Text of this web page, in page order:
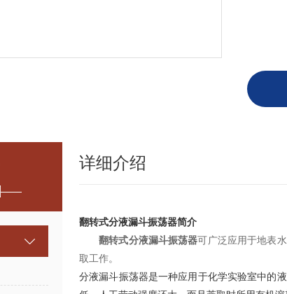
详细介绍
翻转式分液漏斗振荡器简介
翻转式分液漏斗振荡器可广泛应用于地表
取工作。
分液漏斗振荡器是一种应用于化学实验室中的